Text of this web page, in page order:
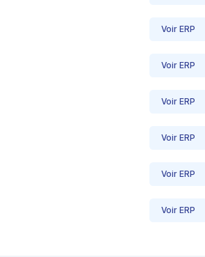
Voir ERP
Voir ERP
Voir ERP
Voir ERP
Voir ERP
Voir ERP